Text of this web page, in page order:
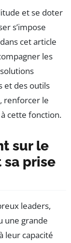
et se doter
s’impose
cet article
les
et des outils
renforcer le
cette fonction.
sur le
prise
leaders,
une grande
leur capacité